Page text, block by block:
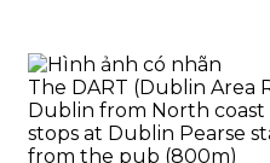
The DART (Dublin Area
Dublin from North
stops at Dublin Pearse
from the pub (800m)